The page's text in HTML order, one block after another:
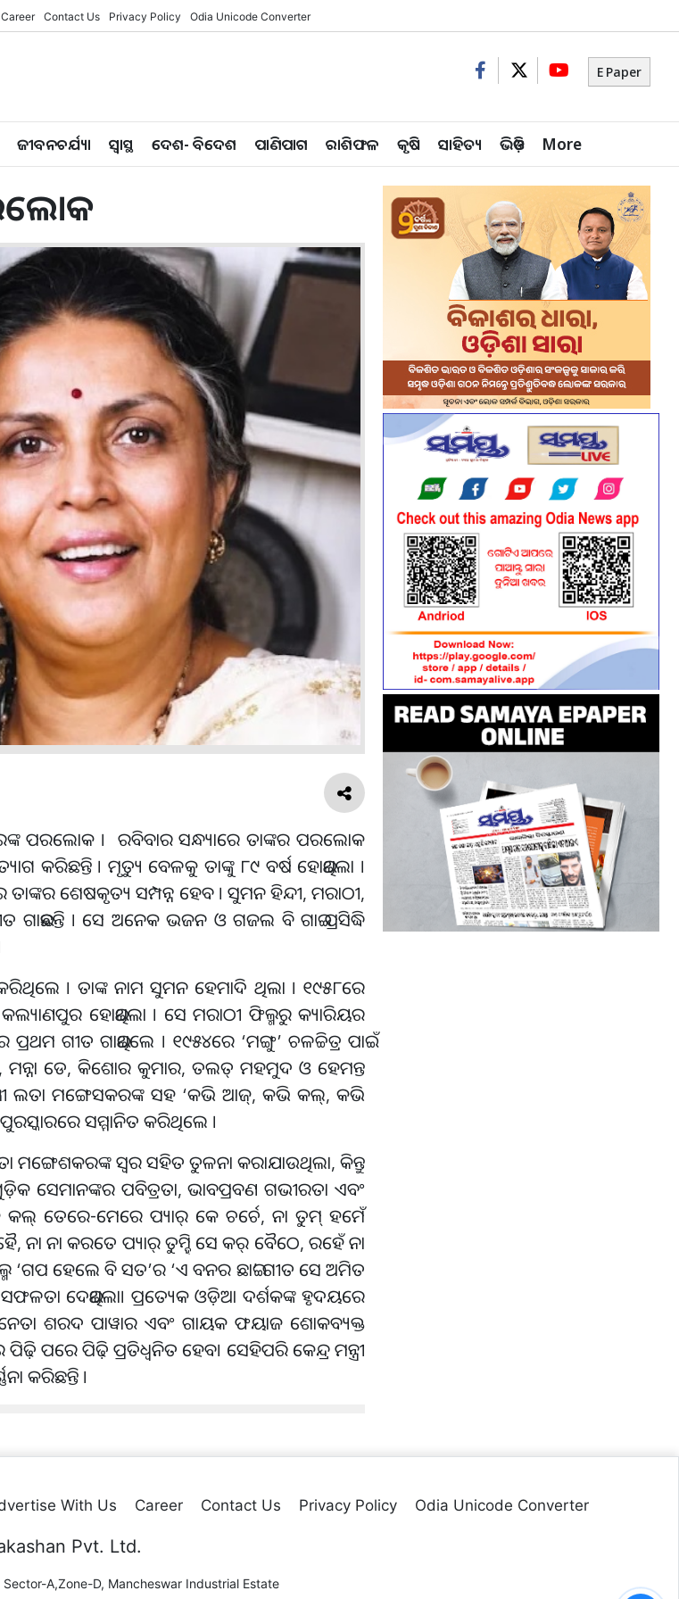
Career Contact Us Privacy Policy Odia Unicode Converter
E Paper
ଜୀବନଚର୍ଯ୍ୟା ସ୍ୱାସ୍ଥ ଦେଶ- ବିଦେଶ ପାଣିପାଗ ରାଶିଫଳ କୃଷି ସାହିତ୍ୟ ଭିଡ଼ିଓ More
ପରଲୋକ । ରବିବାର ସନ୍ଧ୍ୟାରେ ତାଙ୍କର ପରଲୋକ
କରିଛନ୍ତି । ମୃତ୍ୟୁ ବେଳକୁ ତାଙ୍କୁ ୮୯ ବର୍ଷ ହୋଇଥିଲା ।
ଶେଷକୃତ୍ୟ ସମ୍ପନ୍ନ ହେବ । ସୁମନ ହିନ୍ଦୀ, ମରାଠୀ,
ଗାଇଛନ୍ତି । ସେ ଅନେକ ଭଜନ ଓ ଗଜଲ ବି ଗାଇ ପ୍ରସିଦ୍ଧି
। ତାଙ୍କ ନାମ ସୁମନ ହେମାଦି ଥିଲା । ୧୯୫୮ରେ
କଲ୍ୟାଣପୁର ହୋଇଥିଲା । ସେ ମରାଠୀ ଫିଲ୍ମରୁ କ୍ୟାରିୟର
ଗୀତ ଗାଇଥିଲେ । ୧୯୫୪ରେ ‘ମଙ୍ଗୁ’ ଚଳଚ୍ଚିତ୍ର ପାଇଁ
ମନ୍ନା ଡେ, କିଶୋର କୁମାର, ତଲତ୍ ମହମୁଦ ଓ ହେମନ୍ତ
ଲତା ମଙ୍ଗେସକରଙ୍କ ସହ ‘କଭି ଆଜ୍, କଭି କଲ୍, କଭି
ସମ୍ମାନିତ କରିଥିଲେ ।
ମଙ୍ଗେଶକରଙ୍କ ସ୍ୱର ସହିତ ତୁଳନା କରାଯାଉଥିଲା, କିନ୍ତୁ
ସେମାନଙ୍କର ପବିତ୍ରତା, ଭାବପ୍ରବଣ ଗଭୀରତା ଏବଂ
କଲ୍ ତେରେ-ମେରେ ପ୍ୟାର୍ କେ ଚର୍ଚେ, ନା ତୁମ୍ ହମେଁ
ନା ନା କରତେ ପ୍ୟାର୍ ତୁମ୍ହି ସେ କର୍ ବୈଠେ, ରହେଁ ନା
ହେଲେ ବି ସତ’ର ‘ଏ ବନର ଛାଇ’ ଗୀତ ସେ ଅମିତ
ଦେଇଥିଲା। ପ୍ରତ୍ୟେକ ଓଡ଼ିଆ ଦର୍ଶକଙ୍କ ହୃଦୟରେ
ଶରଦ ପାୱାର ଏବଂ ଗାୟକ ଫୟାଜ ଶୋକବ୍ୟକ୍ତ
ପିଢ଼ି ପରେ ପିଢ଼ି ପ୍ରତିଧ୍ୱନିତ ହେବ। ସେହିପରି କେନ୍ଦ୍ର ମନ୍ତ୍ରୀ
କରିଛନ୍ତି ।
With Us Career Contact Us Privacy Policy Odia Unicode Converter
Pvt. Ltd.
A,Zone-D, Mancheswar Industrial Estate